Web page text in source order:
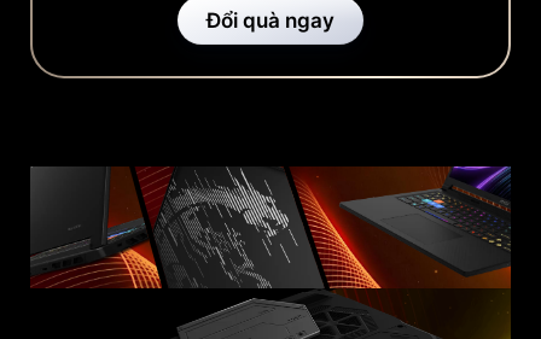
Đổi quà ngay